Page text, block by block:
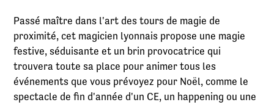
Passé maître dans l'art des tours de magie de
proximité, cet magicien lyonnais propose une magie
festive, séduisante et un brin provocatrice qui
trouvera toute sa place pour animer tous les
événements que vous prévoyez pour Noël, comme le
spectacle de fin d'année d'un CE, un happening ou une